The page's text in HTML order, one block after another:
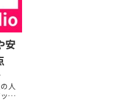
安
人
プ